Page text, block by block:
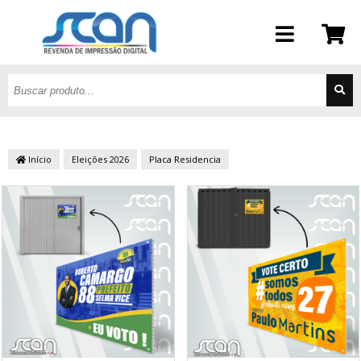
Início Eleições 2026 Placa Residencia